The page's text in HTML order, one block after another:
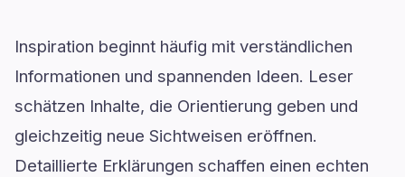
Inspiration beginnt häufig mit verständlichen
Informationen und spannenden Ideen. Leser
schätzen Inhalte, die Orientierung geben und
gleichzeitig neue Sichtweisen eröffnen.
Detaillierte Erklärungen schaffen einen echten